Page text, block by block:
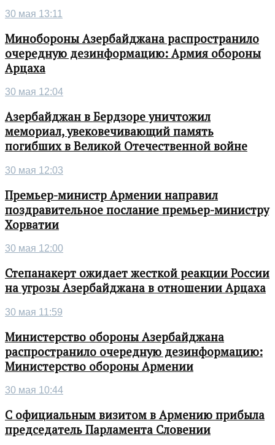
30 мая 13:11
Минобороны Азербайджана распространило
очередную дезинформацию: Армия обороны
Арцаха
30 мая 12:04
Азербайджан в Бердзоре уничтожил
мемориал, увековечивающий память
погибших в Великой Отечественной войне
30 мая 12:03
Премьер-министр Армении направил
поздравительное послание премьер-министру
Хорватии
30 мая 12:00
Степанакерт ожидает жесткой реакции России
на угрозы Азербайджана в отношении Арцаха
30 мая 11:59
Министерство обороны Азербайджана
распространило очередную дезинформацию:
Министерство обороны Армении
30 мая 10:44
С официальным визитом в Армению прибыла
председатель Парламента Словении